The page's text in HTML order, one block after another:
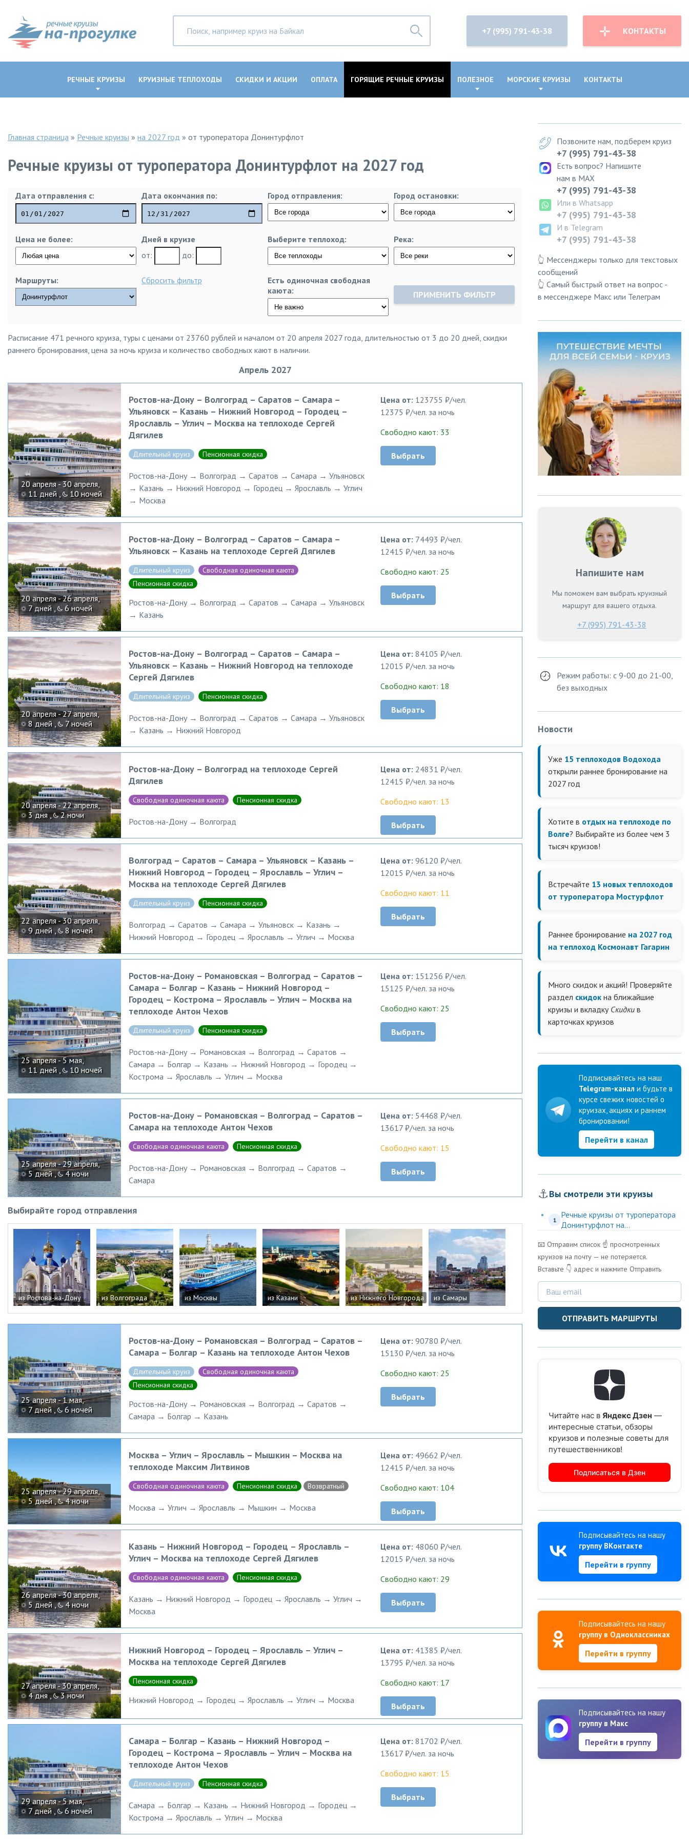
+7 (995) 791-43-38 КОНТАКТЫ
РЕЧНЫЕ КРУИЗЫ КРУИЗНЫЕ ТЕПЛОХОДЫ СКИДКИ И АКЦИИ ОПЛАТА ГОРЯЩИЕ РЕЧНЫЕ КРУИЗЫ ПОЛЕЗНОЕ МОРСКИЕ КРУИЗЫ КОНТАКТЫ
Главная страница » Речные круизы » на 2027 год » от туроператора Донинтурфлот
Речные круизы от туроператора Донинтурфлот на 2027 год
Дата отправления с: Дата окончания по: Город отправления: Город остановки:
Цена не более:
Дней в круизе
от:
до:
Выберите теплоход: Река:
Маршруты: Сбросить фильтр
Есть одиночная свободная
каюта:
ПРИМЕНИТЬ ФИЛЬТР
Расписание 471 речного круиза, туры с ценами от 23760 рублей и началом от 20 апреля 2027 года, длительностью от 3 до 20 дней, скидки
раннего бронирования, цена за ночь круиза и количество свободных кают в наличии.
Апрель 2027
20 апреля - 30 апреля,
11 дней , 10 ночей
Ростов-на-Дону – Волгоград – Саратов – Самара –
Ульяновск – Казань – Нижний Новгород – Городец –
Ярославль – Углич – Москва на теплоходе Сергей
Дягилев
Длительный круиз Пенсионная скидка
Ростов-на-Дону → Волгоград → Саратов → Самара → Ульяновск
→ Казань → Нижний Новгород → Городец → Ярославль → Углич
→ Москва
Цена от: 123755 ₽/чел.
12375 ₽/чел. за ночь
Свободно кают: 33
Выбрать
20 апреля - 26 апреля,
7 дней ,
6 ночей
Ростов-на-Дону – Волгоград – Саратов – Самара –
Ульяновск – Казань на теплоходе Сергей Дягилев
Длительный круиз
Свободная одиночная каюта
Пенсионная скидка
Ростов-на-Дону → Волгоград → Саратов → Самара → Ульяновск
→ Казань
Цена от: 74493 ₽/чел.
12415 ₽/чел. за ночь
Свободно кают: 25
Выбрать
20 апреля - 27 апреля,
8 дней ,
7 ночей
Ростов-на-Дону – Волгоград – Саратов – Самара –
Ульяновск – Казань – Нижний Новгород на теплоходе
Сергей Дягилев
Длительный круиз Пенсионная скидка
Ростов-на-Дону → Волгоград → Саратов → Самара → Ульяновск
→ Казань → Нижний Новгород
Цена от: 84105 ₽/чел.
12015 ₽/чел. за ночь
Свободно кают: 18
Выбрать
20 апреля - 22 апреля,
3 дня , 2 ночи
Ростов-на-Дону – Волгоград на теплоходе Сергей
Дягилев
Свободная одиночная каюта Пенсионная скидка
Ростов-на-Дону → Волгоград
Цена от: 24831 ₽/чел.
12415 ₽/чел. за ночь
Свободно кают: 13
Выбрать
22 апреля - 30 апреля,
9 дней ,
8 ночей
Волгоград – Саратов – Самара – Ульяновск – Казань –
Нижний Новгород – Городец – Ярославль – Углич –
Москва на теплоходе Сергей Дягилев
Длительный круиз Пенсионная скидка
Волгоград → Саратов → Самара → Ульяновск → Казань →
Нижний Новгород → Городец → Ярославль → Углич → Москва
Цена от: 96120 ₽/чел.
12015 ₽/чел. за ночь
Свободно кают: 11
Выбрать
25 апреля - 5 мая,
11 дней ,
10 ночей
Ростов-на-Дону – Романовская – Волгоград – Саратов –
Самара – Болгар – Казань – Нижний Новгород –
Городец – Кострома – Ярославль – Углич – Москва на
теплоходе Антон Чехов
Длительный круиз Пенсионная скидка
Ростов-на-Дону → Романовская → Волгоград → Саратов →
Самара → Болгар → Казань → Нижний Новгород → Городец →
Кострома → Ярославль → Углич → Москва
Цена от: 151256 ₽/чел.
15125 ₽/чел. за ночь
Свободно кают: 25
Выбрать
25 апреля - 29 апреля,
5 дней , 4 ночи
Ростов-на-Дону – Романовская – Волгоград – Саратов –
Самара на теплоходе Антон Чехов
Свободная одиночная каюта Пенсионная скидка
Ростов-на-Дону → Романовская → Волгоград → Саратов →
Самара
Цена от: 54468 ₽/чел.
13617 ₽/чел. за ночь
Свободно кают: 15
Выбрать
Выбирайте город отправления
из Ростова-на-Дону из Волгограда из Москвы из Казани из Нижнего Новгорода из Самары
25 апреля - 1 мая,
7 дней ,
6 ночей
Ростов-на-Дону – Романовская – Волгоград – Саратов –
Самара – Болгар – Казань на теплоходе Антон Чехов
Длительный круиз
Свободная одиночная каюта
Пенсионная скидка
Ростов-на-Дону → Романовская → Волгоград → Саратов →
Самара → Болгар → Казань
Цена от: 90780 ₽/чел.
15130 ₽/чел. за ночь
Свободно кают: 25
Выбрать
25 апреля - 29 апреля,
5 дней , 4 ночи
Москва – Углич – Ярославль – Мышкин – Москва на
теплоходе Максим Литвинов
Свободная одиночная каюта Пенсионная скидка Возвратный
Москва → Углич → Ярославль → Мышкин → Москва
Цена от: 49662 ₽/чел.
12415 ₽/чел. за ночь
Свободно кают: 104
Выбрать
26 апреля - 30 апреля,
5 дней , 4 ночи
Казань – Нижний Новгород – Городец – Ярославль –
Углич – Москва на теплоходе Сергей Дягилев
Свободная одиночная каюта Пенсионная скидка
Казань → Нижний Новгород → Городец → Ярославль → Углич →
Москва
Цена от: 48060 ₽/чел.
12015 ₽/чел. за ночь
Свободно кают: 29
Выбрать
27 апреля - 30 апреля,
4 дня , 3 ночи
Нижний Новгород – Городец – Ярославль – Углич –
Москва на теплоходе Сергей Дягилев
Пенсионная скидка
Нижний Новгород → Городец → Ярославль → Углич → Москва
Цена от: 41385 ₽/чел.
13795 ₽/чел. за ночь
Свободно кают: 17
Выбрать
29 апреля - 5 мая,
7 дней ,
6 ночей
Самара – Болгар – Казань – Нижний Новгород –
Городец – Кострома – Ярославль – Углич – Москва на
теплоходе Антон Чехов
Длительный круиз Пенсионная скидка
Самара → Болгар → Казань → Нижний Новгород → Городец →
Кострома → Ярославль → Углич → Москва
Цена от: 81702 ₽/чел.
13617 ₽/чел. за ночь
Свободно кают: 15
Выбрать
Позвоните нам, подберем круиз
+7 (995) 791-43-38
Есть вопрос? Напишите
нам в MAX
+7 (995) 791-43-38
Или в Whatsapp
+7 (995) 791-43-38
И в Telegram
+7 (995) 791-43-38
👆 Мессенджеры только для текстовых
сообщений
👆 Самый быстрый ответ на вопрос -
в мессенджере Макс или Телеграм
Напишите нам
Мы поможем вам выбрать круизный
маршрут для вашего отдыха.
+7 (995) 791-43-38
Режим работы: с 9-00 до 21-00,
без выходных
Новости
Уже 15 теплоходов Водохода
открыли раннее бронирование на
2027 год
Хотите в отдых на теплоходе по
Волге? Выбирайте из более чем 3
тысяч круизов!
Встречайте 13 новых теплоходов
от туроператора Мостурфлот
Раннее бронирование на 2027 год
на теплоход Космонавт Гагарин
Много скидок и акций! Проверяйте
раздел скидок на ближайшие
круизы и вкладку Скидки в
карточках круизов
Подписывайтесь на наш
Telegram-канал и будьте в
курсе свежих новостей о
круизах, акциях и раннем
бронировании!
Перейти в канал
⚓Вы смотрели эти круизы
1
Речные круизы от туроператора
Донинтурфлот на...
📧 Отправим список ☝️ просмотренных
круизов на почту — не потеряется.
Вставьте 👇 адрес и нажмите Отправить
ОТПРАВИТЬ МАРШРУТЫ
Читайте нас в Яндекс Дзен —
интересные статьи, обзоры
круизов и полезные советы для
путешественников!
Подписаться в Дзен
Подписывайтесь на нашу
группу ВКонтакте
Перейти в группу
Подписывайтесь на нашу
группу в Одноклассниках
Перейти в группу
Подписывайтесь на нашу
группу в Макс
Перейти в группу